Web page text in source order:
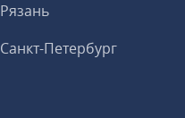
Рязань
Санкт-Петербург